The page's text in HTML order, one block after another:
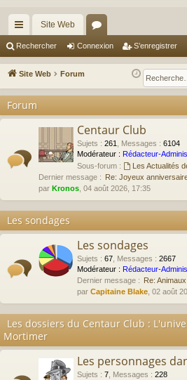
cc
ès
ra
pi
Site Web
or
u
m
Rechercher Connexion S’enregistrer
Site Web Forum
Forum
Centaur Club
Sujets : 261 Messages : 6104
Modérateur : Rédacteur-
Sous-forum :
Les Actualités
Dernier message : Re: Joyeux anniversaire
par Kronos , 04 août 2026, 17:35
Les sondages
Les sondages
Sujets : 67 Messages : 2667
Modérateur : Rédacteur-
Dernier message : Re:
par Capitaine Blake , 02 août
Les dossiers du Centaur Club :
Mortimer
Les personnages
Sujets : 7 Messages : 228